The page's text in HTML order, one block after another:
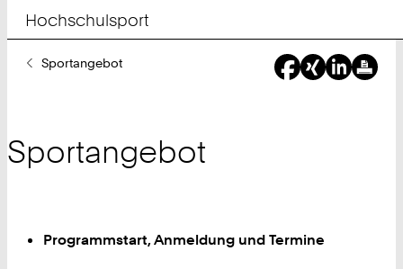
Hochschulsport
SieSportangebot
Sportangebot
Programmstart, Anmeldung und Termine